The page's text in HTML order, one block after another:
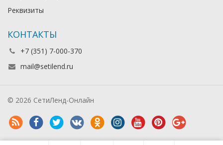
Реквизиты
КОНТАКТЫ
+7 (351) 7-000-370
mail@setilend.ru
© 2026 СетиЛенд-Онлайн